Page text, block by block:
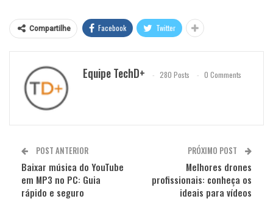
Compartilhe Facebook Twitter
Equipe TechD+ 280 Posts 0 Comments
POST ANTERIOR
Baixar música do YouTube
em MP3 no PC: Guia
rápido e seguro
PRÓXIMO POST
Melhores drones
profissionais: conheça os
ideais para vídeos